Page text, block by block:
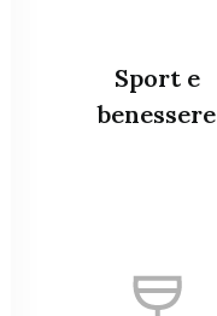
Sport e
benessere